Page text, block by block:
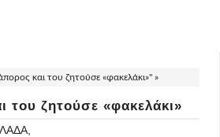
και του ζητούσε «φακελάκι»" »
του ζητούσε «φακελάκι»